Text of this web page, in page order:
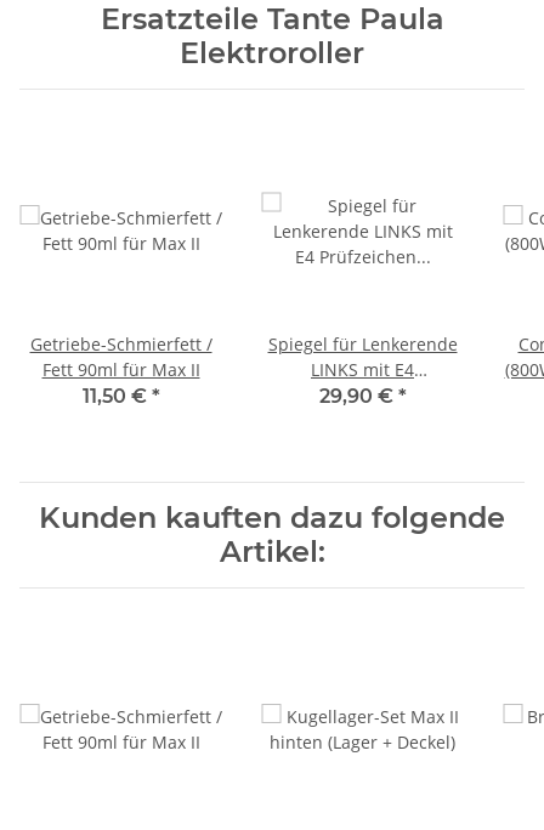
Ersatzteile Tante Paula
Elektroroller
Getriebe-Schmierfett /
Fett 90ml für Max II
11,50 € *
Spiegel für Lenkerende
LINKS mit E4
Prüfzeichen B&M
29,90 € *
Kunden kauften dazu folgende
Artikel: